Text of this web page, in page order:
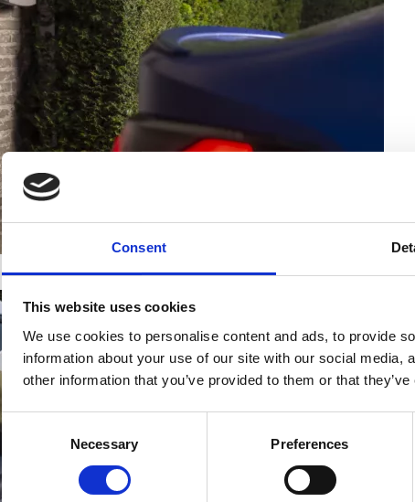
Consent
This website uses cookies
We use cookies to personalise content and ads, to provide
information about your use of our site with our social
other information that you’ve provided to them or that
Consent
Necessary Preferences